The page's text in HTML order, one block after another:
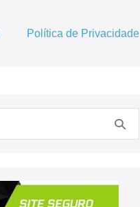
Política de Privacidade